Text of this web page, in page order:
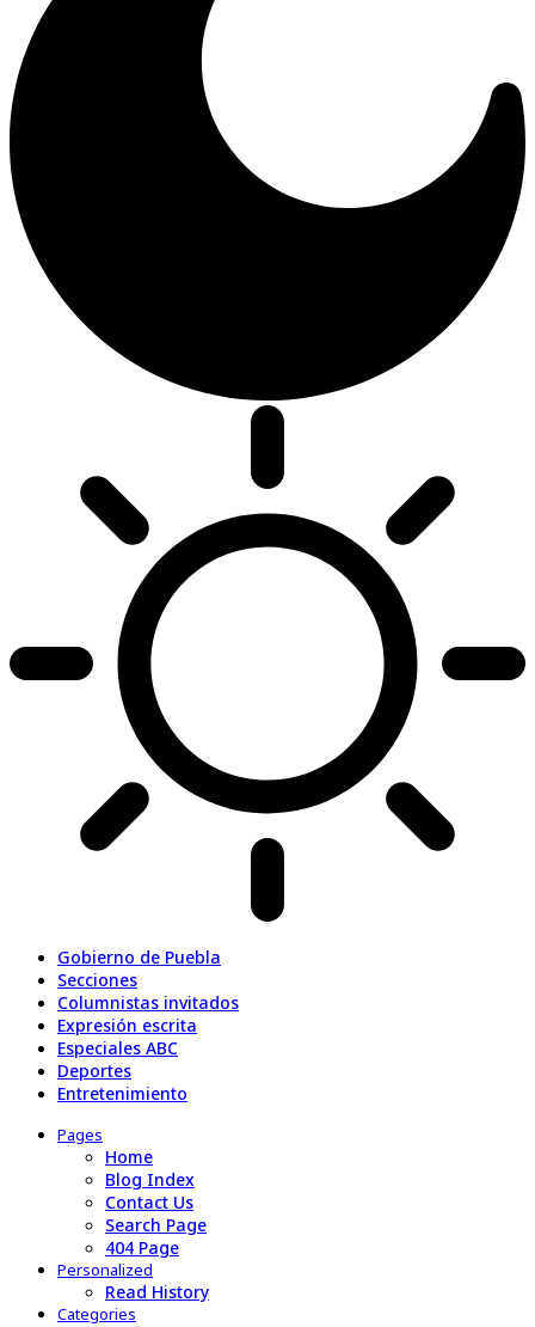
Gobierno de Puebla
Secciones
Columnistas invitados
Expresión escrita
Especiales ABC
Deportes
Entretenimiento
Pages
Home
Blog Index
Contact Us
Search Page
404 Page
Personalized
Read History
Categories